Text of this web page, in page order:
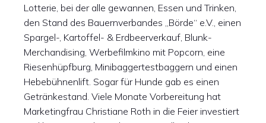
Lotterie, bei der alle gewannen, Essen und Trinken,
den Stand des Bauernverbandes „Börde“ e.V., einen
Spargel-, Kartoffel- & Erdbeerverkauf, Blunk-
Merchandising, Werbefilmkino mit Popcorn, eine
Riesenhüpfburg, Minibaggertestbaggern und einen
Hebebühnenlift. Sogar für Hunde gab es einen
Getränkestand. Viele Monate Vorbereitung hat
Marketingfrau Christiane Roth in die Feier investiert